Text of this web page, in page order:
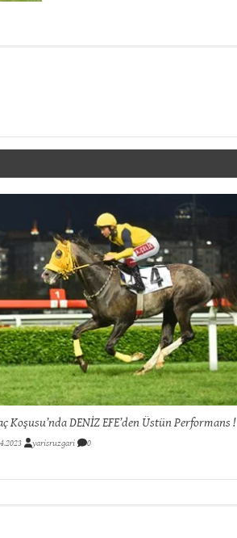
Koşusu’nda DENİZ EFE’den Üstün Performans !
yarisruzgari 0